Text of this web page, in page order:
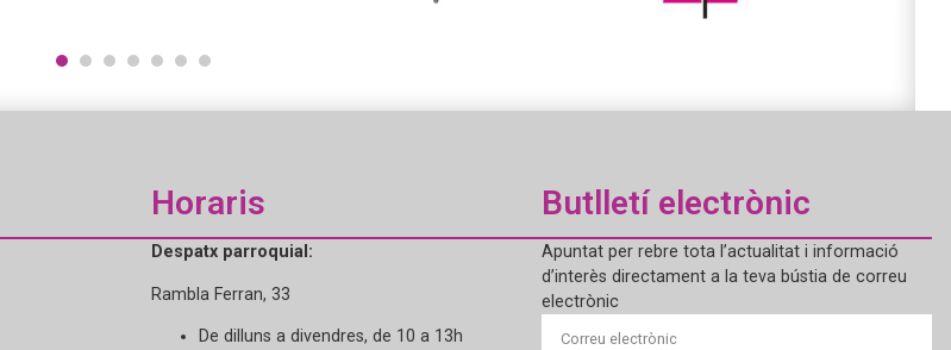
Horaris
Despatx parroquial:
Rambla Ferran, 33
De dilluns a divendres, de 10 a 13h
Butlletí electrònic
Apuntat per rebre tota l’actualitat i informació
d’interès directament a la teva bústia de correu
electrònic